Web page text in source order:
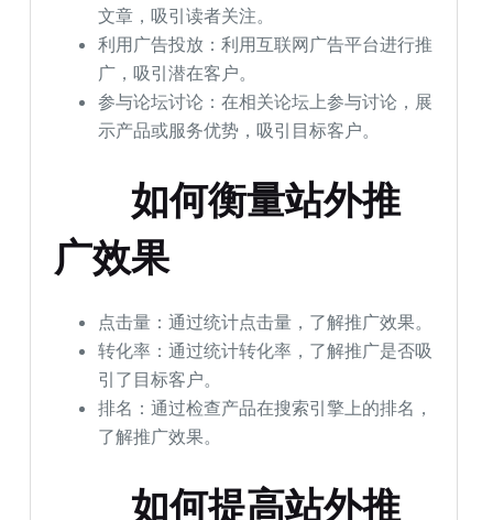
文章，吸引读者关注。
利用广告投放：利用互联网广告平台进行推
广，吸引潜在客户。
参与论坛讨论：在相关论坛上参与讨论，展
示产品或服务优势，吸引目标客户。
如何衡量站外推
广效果
点击量：通过统计点击量，了解推广效果。
转化率：通过统计转化率，了解推广是否吸
引了目标客户。
排名：通过检查产品在搜索引擎上的排名，
了解推广效果。
如何提高站外推